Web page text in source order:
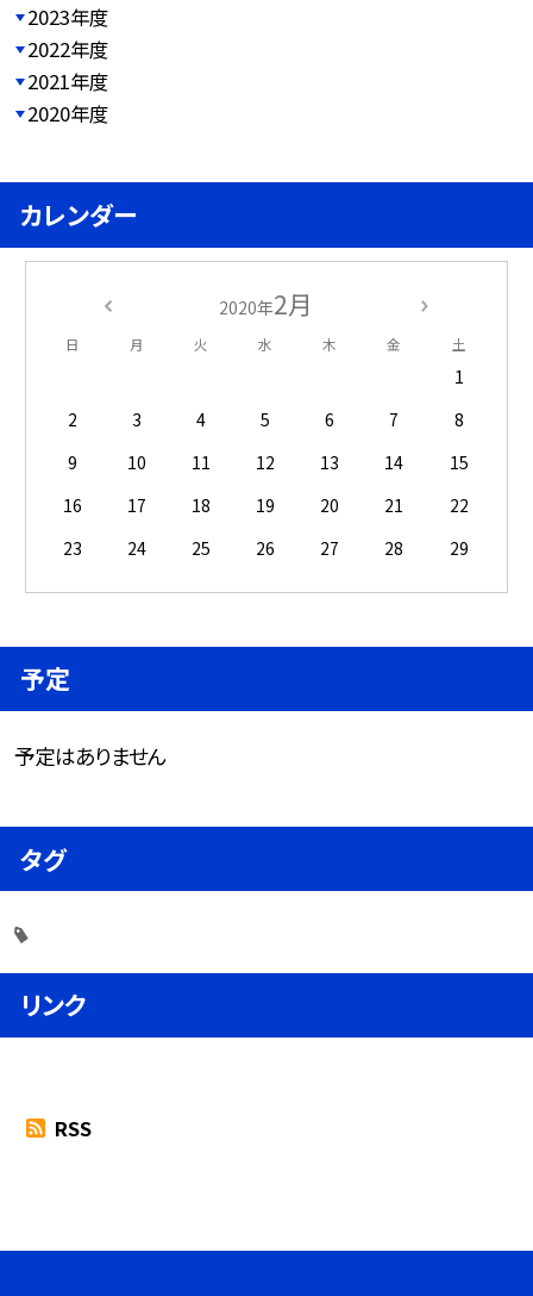
2023年度
2022年度
2021年度
2020年度
カレンダー
2020年2月
日 月 火 水 木 金 土
1
2
3 4 5 6 7
8
9
10 11 12 13 14
15
16
17 18 19 20 21
22
23
24 25 26 27 28 29
予定
予定はありません
タグ
リンク
RSS